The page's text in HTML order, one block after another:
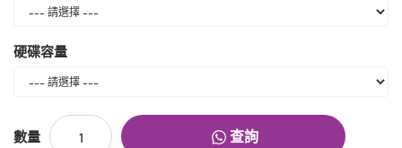
硬碟容量
數量 查詢